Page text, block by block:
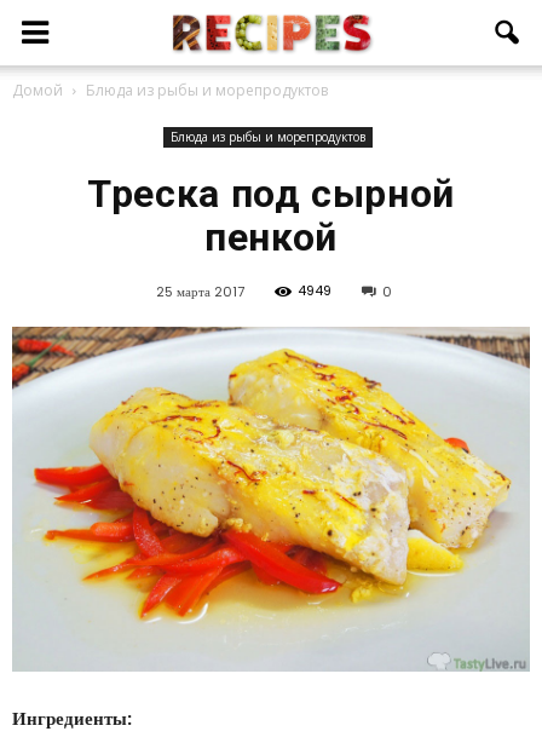
Домой Блюда из рыбы и морепродуктов
Блюда из рыбы и морепродуктов
Треска под сырной
пенкой
25 марта 2017 4949 0
Ингредиенты: